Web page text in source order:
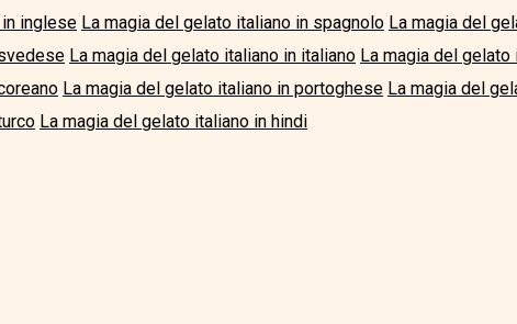
inglese La magia del gelato italiano in spagnolo La magia del
La magia del gelato italiano in italiano La magia del
La magia del gelato italiano in portoghese La magia del
La magia del gelato italiano in hindi